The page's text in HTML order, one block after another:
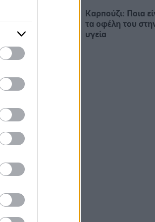
Καρπούζι: Ποια
τα οφέλη του
υγεία